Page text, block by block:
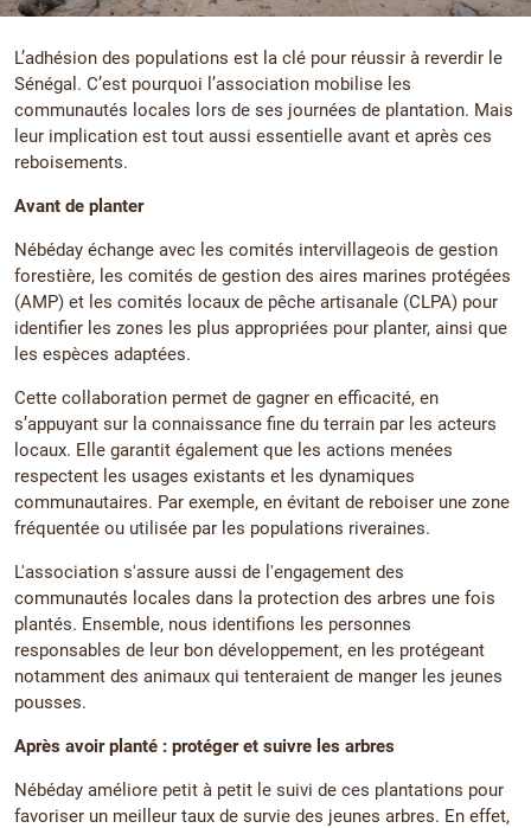
L’adhésion des populations est la clé pour réussir à reverdir le
Sénégal. C’est pourquoi l’association mobilise les
communautés locales lors de ses journées de plantation. Mais
leur implication est tout aussi essentielle avant et après ces
reboisements.
Avant de planter
Nébéday échange avec les comités intervillageois de gestion
forestière, les comités de gestion des aires marines protégées
(AMP) et les comités locaux de pêche artisanale (CLPA) pour
identifier les zones les plus appropriées pour planter, ainsi que
les espèces adaptées.
Cette collaboration permet de gagner en efficacité, en
s’appuyant sur la connaissance fine du terrain par les acteurs
locaux. Elle garantit également que les actions menées
respectent les usages existants et les dynamiques
communautaires. Par exemple, en évitant de reboiser une zone
fréquentée ou utilisée par les populations riveraines.
L'association s'assure aussi de l'engagement des
communautés locales dans la protection des arbres une fois
plantés. Ensemble, nous identifions les personnes
responsables de leur bon développement, en les protégeant
notamment des animaux qui tenteraient de manger les jeunes
pousses.
Après avoir planté : protéger et suivre les arbres
Nébéday améliore petit à petit le suivi de ces plantations pour
favoriser un meilleur taux de survie des jeunes arbres. En effet,